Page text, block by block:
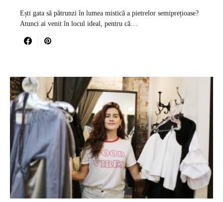
Ești gata să pătrunzi în lumea mistică a pietrelor semiprețioase?
Atunci ai venit în locul ideal, pentru că…